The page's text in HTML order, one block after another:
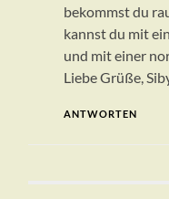
bekommst du
kannst du mit
und mit einer
Liebe Grüße,
ANTWORTEN